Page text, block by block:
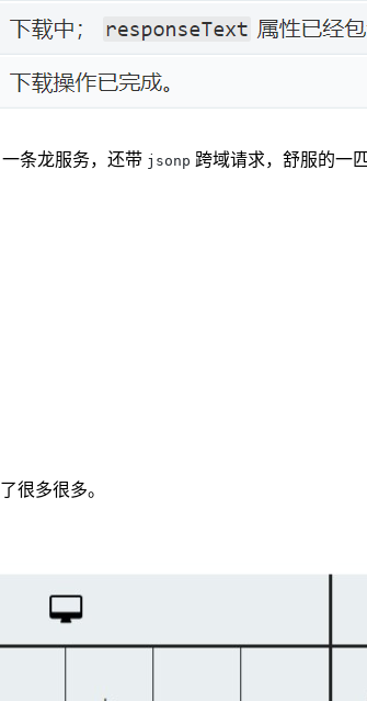
条龙服务，还带 jsonp 跨域请求，舒服的一
很多很多。